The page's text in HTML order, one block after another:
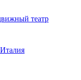
театр